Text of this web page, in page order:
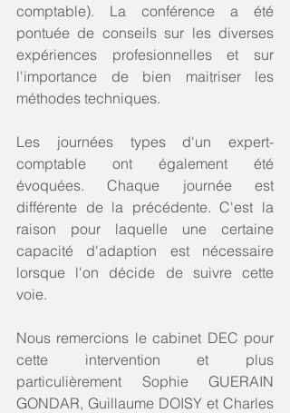
comptable). La conférence a été
pontuée de conseils sur les diverses
expériences profesionnelles et sur
l'importance de bien maitriser les
méthodes techniques.
Les journées types d'un expert-
comptable ont également été
évoquées. Chaque journée est
différente de la précédente. C'est la
raison pour laquelle une certaine
capacité d'adaption est nécessaire
lorsque l'on décide de suivre cette
voie.
Nous remercions le cabinet DEC pour
cette intervention et plus
particulièrement Sophie GUERAIN
GONDAR, Guillaume DOISY et Charles